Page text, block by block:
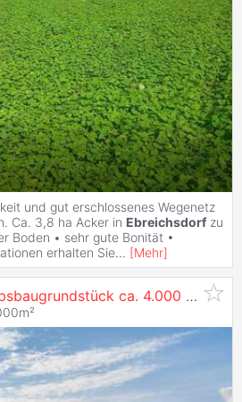
und gut erschlossenes Wegenetz
Ca. 3,8 ha Acker in Ebreichsdorf zu
Boden • sehr gute Bonität •
erhalten Sie... [Mehr]
ca. 4.000 m² (nicht teilbar) in frequenter Lage zu